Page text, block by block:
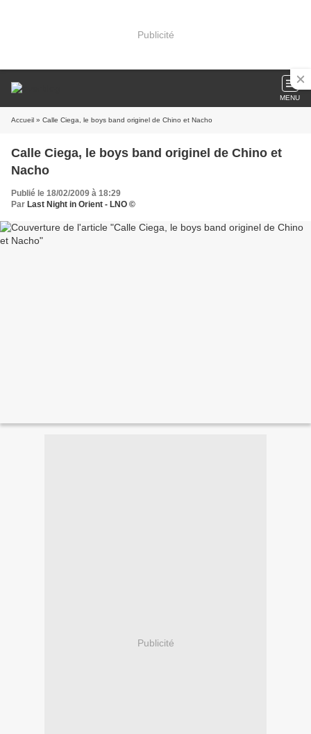
Publicité
MENU
Accueil » Calle Ciega, le boys band originel de Chino et Nacho
Calle Ciega, le boys band originel de Chino et
Nacho
Publié le 18/02/2009 à 18:29
Par Last Night in Orient - LNO ©
Publicité